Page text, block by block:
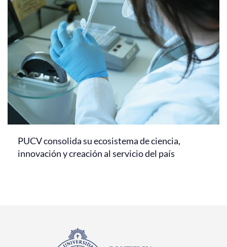
PUCV consolida su ecosistema de ciencia,
innovación y creación al servicio del país